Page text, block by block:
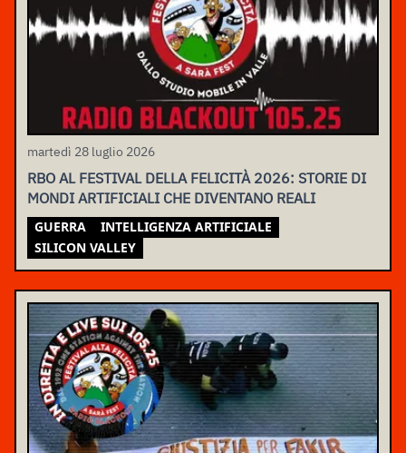
martedì 28 luglio 2026
RBO AL FESTIVAL DELLA FELICITÀ 2026: STORIE DI
MONDI ARTIFICIALI CHE DIVENTANO REALI
GUERRA
INTELLIGENZA ARTIFICIALE
SILICON VALLEY